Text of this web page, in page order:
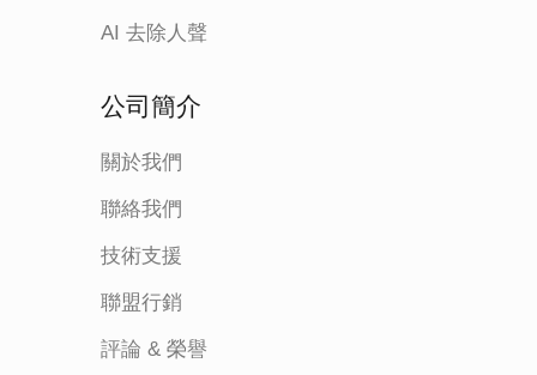
AI 去除人聲
公司簡介
關於我們
聯絡我們
技術支援
聯盟行銷
評論 & 榮譽